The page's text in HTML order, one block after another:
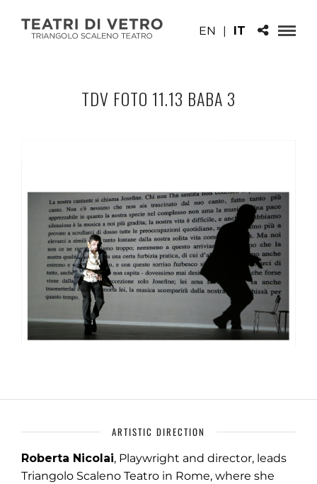
EN | IT
TDV FOTO 11.13 BABA 3
ARTISTIC DIRECTION
Roberta Nicolai, Playwright and director, leads
Triangolo Scaleno Teatro in Rome, where she